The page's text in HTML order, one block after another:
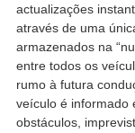
actualizações
através de uma
armazenados na
entre todos os
rumo à futura
veículo é informado
obstáculos,